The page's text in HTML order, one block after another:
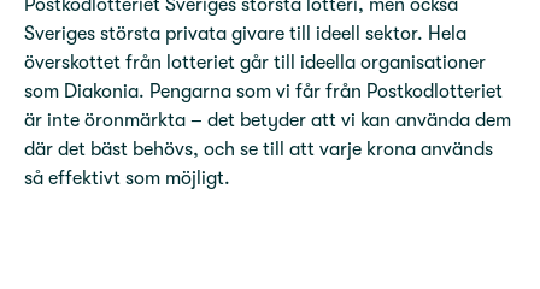
Postkodlotteriet Sveriges största lotteri, men också
Sveriges största privata givare till ideell sektor. Hela
överskottet från lotteriet går till ideella organisationer
som Diakonia. Pengarna som vi får från Postkodlotteriet
är inte öronmärkta – det betyder att vi kan använda dem
där det bäst behövs, och se till att varje krona används
så effektivt som möjligt.